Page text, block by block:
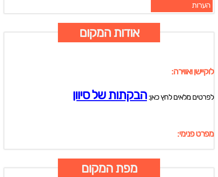
הערות
אודות המקום
לוקיישן ואווירה:
לפרטים מלאים לחץ כאן: הבקתות של סיוון
מפרט פנימי:
מפת המקום